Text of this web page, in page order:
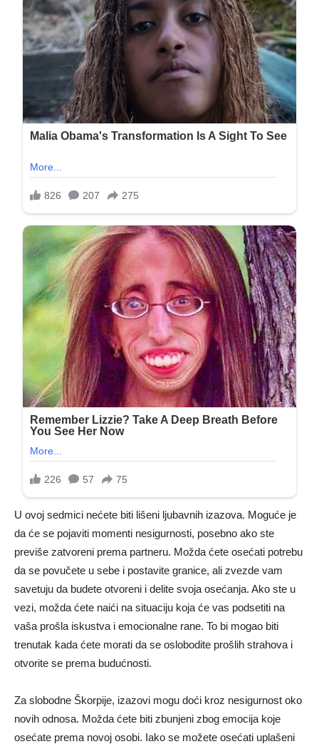
U ovoj sedmici nećete biti lišeni ljubavnih izazova. Moguće je
da će se pojaviti momenti nesigurnosti, posebno ako ste
previše zatvoreni prema partneru. Možda ćete osećati potrebu
da se povučete u sebe i postavite granice, ali zvezde vam
savetuju da budete otvoreni i delite svoja osećanja. Ako ste u
vezi, možda ćete naići na situaciju koja će vas podsetiti na
vaša prošla iskustva i emocionalne rane. To bi mogao biti
trenutak kada ćete morati da se oslobodite prošlih strahova i
otvorite se prema budućnosti.
Za slobodne Škorpije, izazovi mogu doći kroz nesigurnost oko
novih odnosa. Možda ćete biti zbunjeni zbog emocija koje
osećate prema novoj osobi. Iako se možete osećati uplašeni